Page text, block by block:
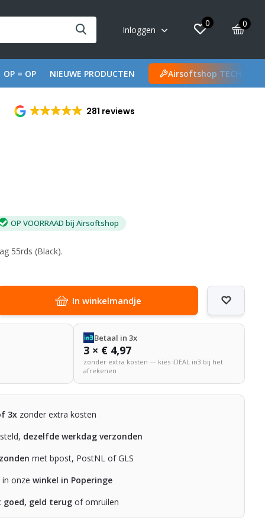
Inloggen
0 0
OP = OP NIEUWE PRODUCTEN Airsoftshop TECH
281 reviews
OP VOORRAAD bij Airsoftshop
55rds (Black).
In winkelmandje
Betaal in 3x
3 × € 4,97
zonder extra kosten — kies iDEAL in3 bij het
afrekenen
3x zonder extra kosten
dezelfde werkdag verzonden
met bpost, PostNL of GLS
in onzewinkel in Poperinge
goed, geld terug of omruilen